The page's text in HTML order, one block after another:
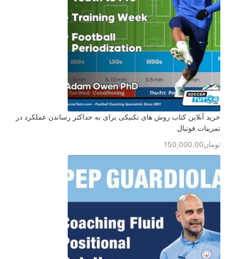
خرید آنلاین کتاب روش های تکنیکی برای به حداکثر رساندن عملکرد در
تمرینات فوتبال
تومان150,000.00